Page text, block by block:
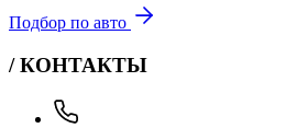
Подбор по авто
/ КОНТАКТЫ